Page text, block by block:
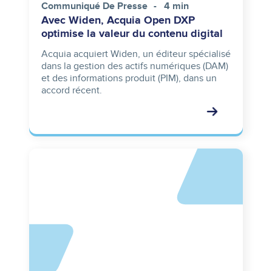
Communiqué De Presse 4 min
Avec Widen, Acquia Open DXP
optimise la valeur du contenu digital
Acquia acquiert Widen, un éditeur spécialisé
dans la gestion des actifs numériques (DAM)
et des informations produit (PIM), dans un
accord récent.